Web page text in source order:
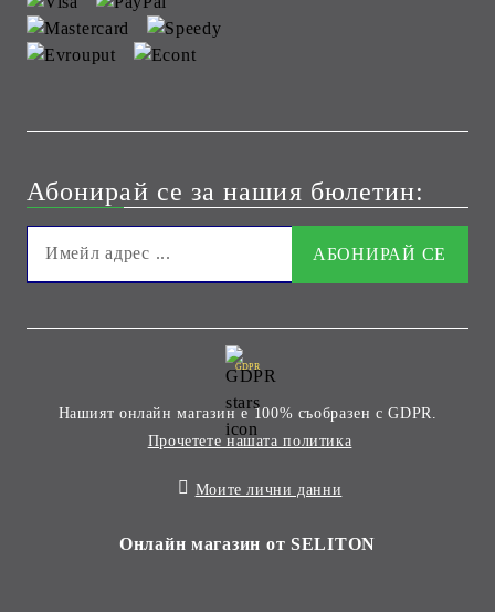
Абонирай се за нашия бюлетин:
GDPR
Нашият онлайн магазин е 100% съобразен с GDPR.
Прочетете нашата политика
Моите лични данни
Онлайн магазин от SELITON